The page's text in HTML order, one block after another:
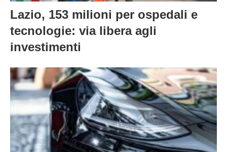
Lazio, 153 milioni per ospedali e
tecnologie: via libera agli
investimenti